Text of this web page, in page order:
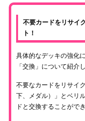
不要カードをリサイ
ト！
具体的なデッキの強化
「交換」について紹介
不要なカードをリサイ
下、メダル）」とベリ
ドと交換することができ